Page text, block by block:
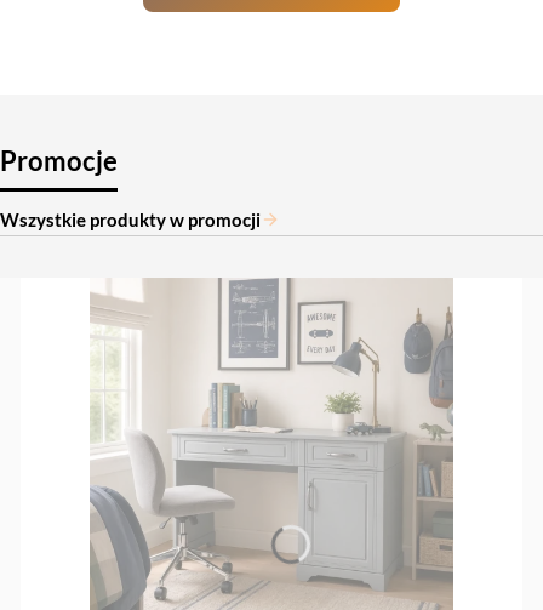
Promocje
Wszystkie produkty w promocji